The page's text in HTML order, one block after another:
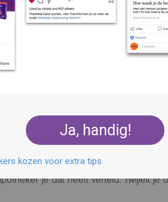
je dat heeft verteld. Twijfelt
Ja, handig!
kozen voor extra tips